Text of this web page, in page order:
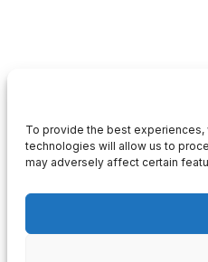
To provide the best
technologies will allow us to
may adversely affect certain